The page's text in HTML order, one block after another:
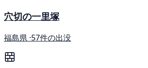
穴切の一里塚
福島県 ·57件の出没